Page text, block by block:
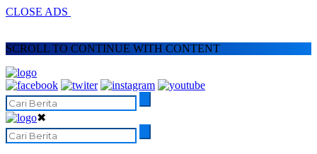
CLOSE ADS
SCROLL TO CONTINUE WITH CONTENT
✖